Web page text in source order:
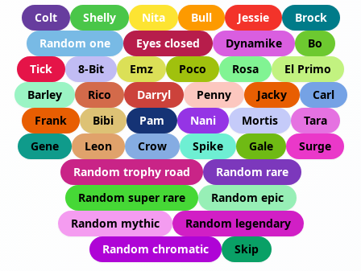
Colt Shelly Nita Bull Jessie
Brock
Random one
Eyes closed Dynamike
Bo
Tick
8-Bit Emz Poco Rosa
El Primo
Barley
Rico Darryl Penny Jacky
Carl
Frank
Bibi Pam Nani Mortis
Tara
Gene
Leon Crow Spike Gale
Surge
Random trophy road
Random rare
Random super rare
Random epic
Random mythic
Random legendary
Random chromatic
Skip